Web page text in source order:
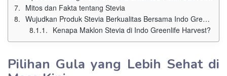
Mitos dan Fakta tentang Stevia
Wujudkan Produk Stevia Berkualitas Bersama Indo Greenlife Harvest
Kenapa Maklon Stevia di Indo Greenlife Harvest?
Pilihan Gula yang Lebih Sehat di